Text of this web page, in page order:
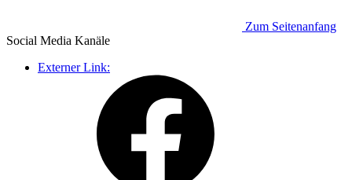
Zum Seitenanfang
Social Media Kanäle
Externer Link: